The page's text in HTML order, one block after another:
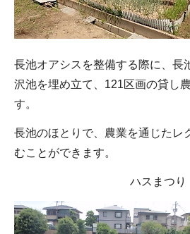
長池オアシスを整備する際に、長
沢池を埋め立て、121区画の貸し
す。
長池のほとりで、農業を通じたレ
むことができます。
ハスまつり